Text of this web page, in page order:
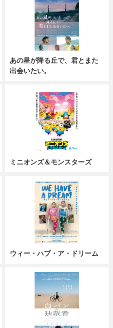
あの星が降る丘で、君とまた
出会いたい。
ミニオンズ＆モンスターズ
ウィー・ハブ・ア・ドリーム